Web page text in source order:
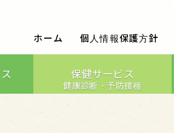
ホーム 個人情報保護方針
保健サービス
健康診断・予防接種